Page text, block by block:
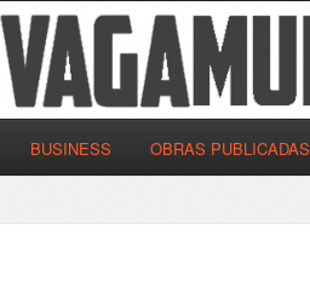
BUSINESS OBRAS PUBLICADAS